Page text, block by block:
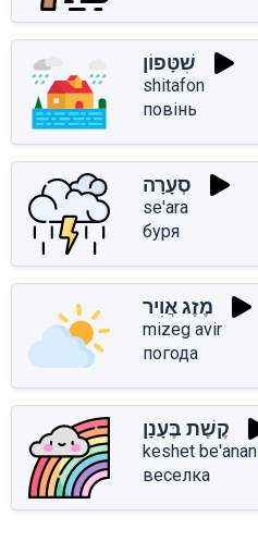
שִׁטָּפוֹן
shitafon
повінь
סְעָרָה
se'ara
буря
מֶזֶג אֲוִיר
mizeg avir
погода
קֶשֶׁת בֶּעָנָן
keshet be'anan
веселка